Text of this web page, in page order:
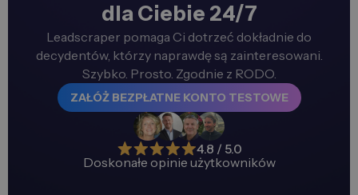
dla Ciebie 24/7
Leadscraper pomaga Ci dotrzeć dokładnie do
decydentów, którzy naprawdę są zainteresowani.
Szybko. Prosto. Zgodnie z RODO.
ZAŁÓŻ BEZPŁATNE KONTO TESTOWE
4.8 / 5.0
Doskonałe opinie użytkowników